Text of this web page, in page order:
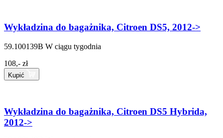
Wykładzina do bagażnika, Citroen DS5, 2012->
59.100139B W ciągu tygodnia
108,- zł
Kupić
Wykładzina do bagażnika, Citroen DS5 Hybrida,
2012->